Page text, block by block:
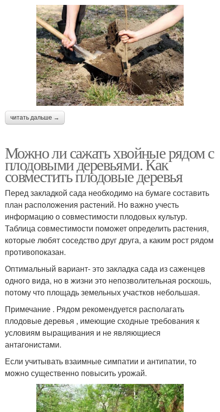
читать дальше →
Можно ли сажать хвойные рядом с
плодовыми деревьями. Как
совместить плодовые деревья
Перед закладкой сада необходимо на бумаге составить
план расположения растений. Но важно учесть
информацию о совместимости плодовых культур.
Таблица совместимости поможет определить растения,
которые любят соседство друг друга, а каким рост рядом
противопоказан.
Оптимальный вариант- это закладка сада из саженцев
одного вида, но в жизни это непозволительная роскошь,
потому что площадь земельных участков небольшая.
Примечание . Рядом рекомендуется располагать
плодовые деревья , имеющие сходные требования к
условиям выращивания и не являющиеся
антагонистами.
Если учитывать взаимные симпатии и антипатии, то
можно существенно повысить урожай.